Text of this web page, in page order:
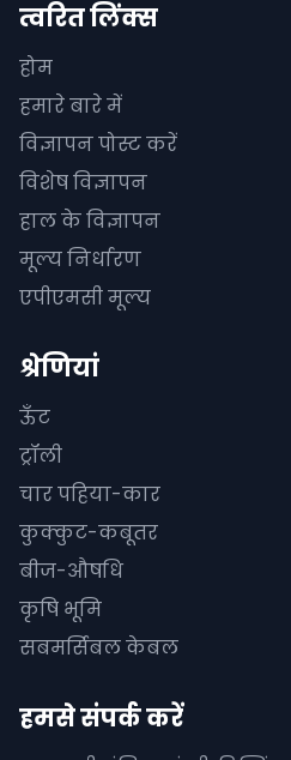
त्वरित लिंक्स
होम
हमारे बारे में
विज्ञापन पोस्ट करें
विशेष विज्ञापन
हाल के विज्ञापन
मूल्य निर्धारण
एपीएमसी मूल्य
श्रेणियां
ऊँट
ट्रॉली
चार पहिया-कार
कुक्कुट-कबूतर
बीज-औषधि
कृषि भूमि
सबमर्सिबल केबल
हमसे संपर्क करें